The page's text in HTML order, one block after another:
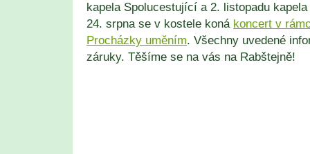
kapela Spolucestující a 2. listopadu
24. srpna se v kostele koná koncert v
Procházky uměním. Všechny uvedené
záruky. Těšíme se na vás na Rabštejně!